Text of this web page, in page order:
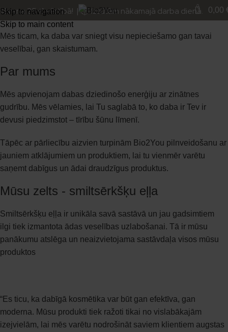
Skip to navigation
Skip to main content
25 € vērtībā! | 📦 Izsūtām nākamajā darba dienā. 0 0,00
Mēs esam par dabiskām vērtībām
Mēs ticam, ka daba var sniegt visu nepieciešamo gan tavai
veselībai, gan skaistumam.
Par mums
Mēs apvienojam dabas dziedinošo enerģiju ar zinātnes
gudrību. Mēs vēlamies, lai Tu saglabā to, ko daba ir Tev ir
devusi piedzimstot – tīrību šūnu līmenī.
Tāpēc ar pārliecību aizvien turpinām Bio2You pilnveidošanu ar
jauniem atklājumiem un produktiem, lai tu vienmēr varētu
saņemt dabīgus un ādai draudzīgus produktus.
Mūsu zelts - smiltsērkšķu eļļa​
Smiltsērkšķu eļļa ir unikāla savā sastāvā un jau gadsimtiem
ilgi tiek izmantota ādas veselības uzlabošanai. Tā ir mūsu
panākumu atslēga un neaizvietojama sastāvdaļa visos mūsu
produktos
“Es ticu, ka dabīgā kosmētika var būt gan efektīva, gan
moderna. Mūsu produkti tiek ražoti tikai no vislabākajām
izejvielām, lai mēs varētu nodrošināt saviem klientiem augstas